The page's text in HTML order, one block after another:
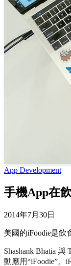
App Development
手機App在
2014年7月30日
美國的iFoodie是飲
Shashank Bhatia
動應用“iFoodie”。